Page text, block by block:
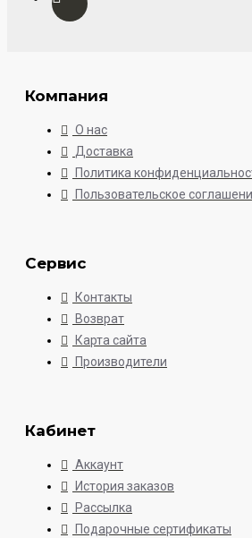
Компания
О нас
Доставка
Политика
Пользовательское
Сервис
Контакты
Возврат
Карта сайта
Производители
Кабинет
Аккаунт
История заказов
Рассылка
Подарочные сертификаты